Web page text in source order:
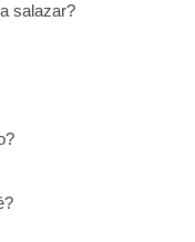
salazar?